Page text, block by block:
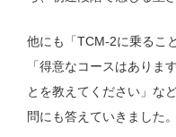
他にも「TCM-2に乗るこ
「得意なコースはありま
とを教えてください」な
問にも答えていきました。